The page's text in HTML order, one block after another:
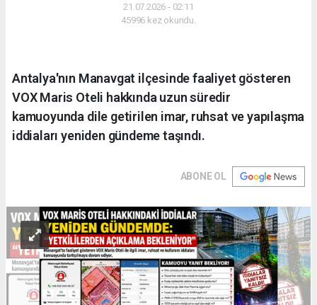
21.07.2026 - 02:11
45996 kez okundu.
Antalya'nın Manavgat ilçesinde faaliyet gösteren
VOX Maris Oteli hakkında uzun süredir
kamuoyunda dile getirilen imar, ruhsat ve yapılaşma
iddiaları yeniden gündeme taşındı.
ABONE OL